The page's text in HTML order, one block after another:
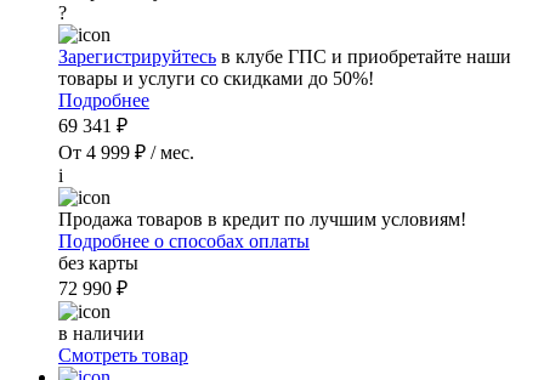
?
Зарегистрируйтесь в клубе ГПС и приобретайте наши
товары и услуги со скидками до 50%!
Подробнее
69 341 ₽
От 4 999 ₽ / мес.
i
Продажа товаров в кредит по лучшим условиям!
Подробнее о способах оплаты
без карты
72 990 ₽
в наличии
Смотреть товар